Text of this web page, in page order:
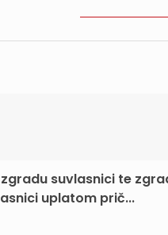
suvlasnici te
uplatom prič...